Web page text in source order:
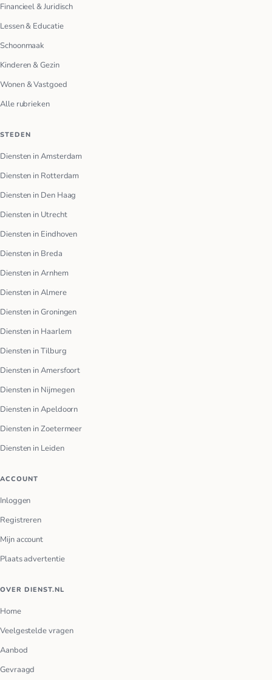
Financieel & Juridisch
Lessen & Educatie
Schoonmaak
Kinderen & Gezin
Wonen & Vastgoed
Alle rubrieken
STEDEN
Diensten in Amsterdam
Diensten in Rotterdam
Diensten in Den Haag
Diensten in Utrecht
Diensten in Eindhoven
Diensten in Breda
Diensten in Arnhem
Diensten in Almere
Diensten in Groningen
Diensten in Haarlem
Diensten in Tilburg
Diensten in Amersfoort
Diensten in Nijmegen
Diensten in Apeldoorn
Diensten in Zoetermeer
Diensten in Leiden
ACCOUNT
Inloggen
Registreren
Mijn account
Plaats advertentie
OVER DIENST.NL
Home
Veelgestelde vragen
Aanbod
Gevraagd